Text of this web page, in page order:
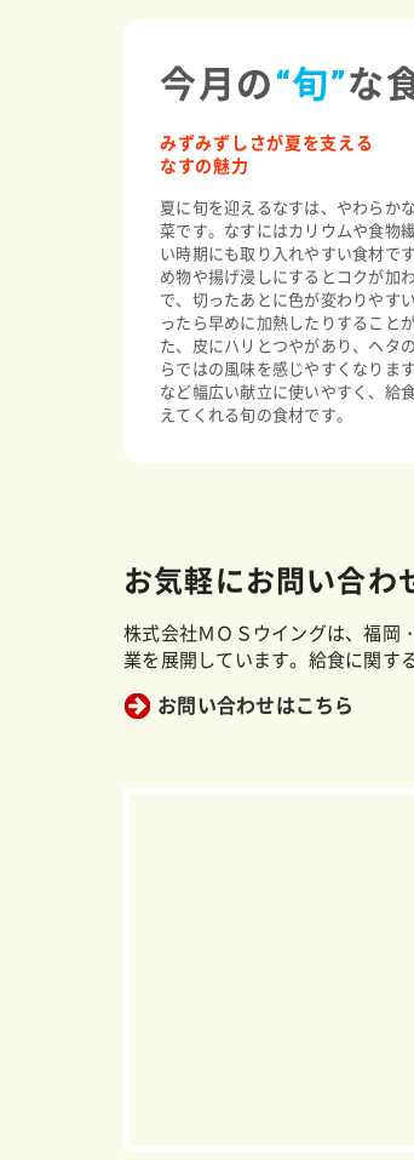
今月の“旬”な
みずみずしさが夏を支える
なすの魅力
夏に旬を迎えるなすは、やわらか
菜です。なすにはカリウムや食物
い時期にも取り入れやすい食材で
め物や揚げ浸しにするとコクが加
で、切ったあとに色が変わりやす
ったら早めに加熱したりすること
た、皮にハリとつやがあり、ヘタ
らではの風味を感じやすくなりま
など幅広い献立に使いやすく、給
えてくれる旬の食材です。
お気軽にお問い合わ
株式会社ＭＯＳウイングは、福岡
業を展開しています。給食に関す
お問い合わせはこちら